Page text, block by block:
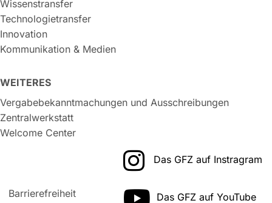
Wissenstransfer
Technologietransfer
Innovation
Kommunikation & Medien
WEITERES
Vergabebekanntmachungen und Ausschreibungen
Zentralwerkstatt
Welcome Center
Barrierefreiheit
Das GFZ auf Instragram
Das GFZ auf YouTube